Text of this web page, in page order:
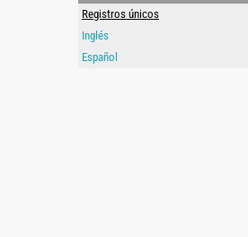
Registros únicos
Inglés
Español